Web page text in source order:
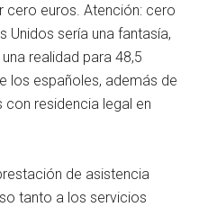
cero euros. Atención: cero
Unidos sería una fantasía,
realidad para 48,5
los españoles, además de
con residencia legal en
de asistencia
tanto a los servicios